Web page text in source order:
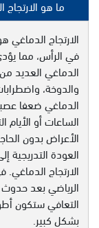
ما هو الارتجاج
الارتجاج
في الرأس، مما
الدماغي العديد
والدوخة،
الدماغي ضعفا
الساعات أو
الأعراض بدون
العودة التدريجية
الارتجاج
الرياضي بعد حدوث
التعافي ستكون
بشكل كبير.